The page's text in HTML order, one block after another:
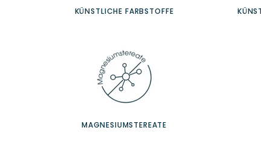
KÜNSTLICHE FARBSTOFFE
MAGNESIUMSTEREATE